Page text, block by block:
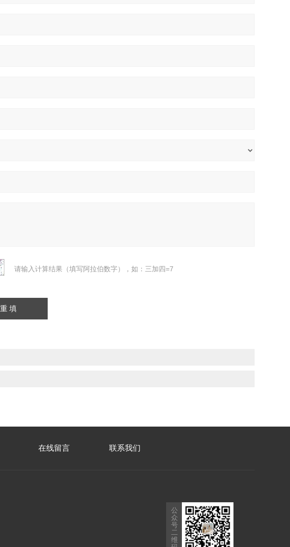
请输入计算结果（填写阿拉伯数字），如：三加四=7
在线留言 联系我们
公
众
号
二
维